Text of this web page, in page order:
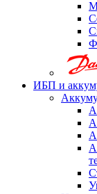
ИБП и